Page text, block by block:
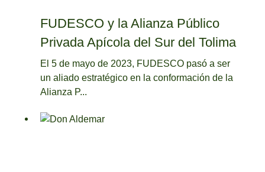
FUDESCO y la Alianza Público
Privada Apícola del Sur del Tolima
El 5 de mayo de 2023, FUDESCO pasó a ser
un aliado estratégico en la conformación de la
Alianza P...